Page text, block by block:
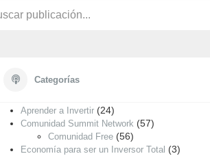
Categorías
Categorías
Aprender a Invertir (24)
Comunidad Summit Network (57)
Comunidad Free (56)
Economía para ser un Inversor Total (3)